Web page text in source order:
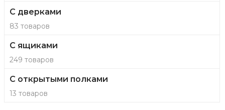
С дверками
83 товаров
С ящиками
249 товаров
С открытыми полками
13 товаров